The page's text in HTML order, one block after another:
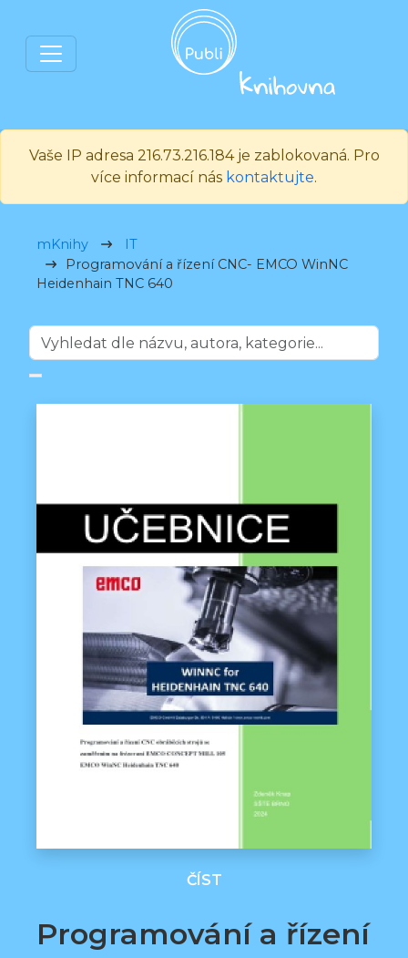
Vaše IP adresa 216.73.216.184 je zablokovaná. Pro
více informací nás kontaktujte.
mKnihy
IT
Programování a řízení CNC- EMCO WinNC
Heidenhain TNC 640
ČÍST
Programování a řízení